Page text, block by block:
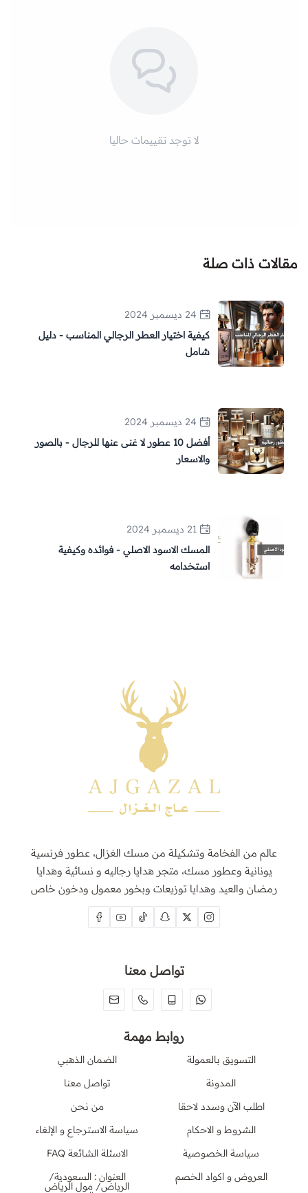
لا توجد تقييمات حاليا
مقالات ذات صلة
24 ديسمبر 2024
كيفية اختيار العطر الرجالي المناسب - دليل
شامل
24 ديسمبر 2024
أفضل 10 عطور لا غنى عنها للرجال - بالصور
والاسعار
21 ديسمبر 2024
المسك الاسود الاصلي - فوائده وكيفية
استخدامه
عالم من الفخامة وتشكيلة من مسك الغزال، عطور فرنسية
يونانية وعطور مسك، متجر هدايا رجاليه و نسائية وهدايا
رمضان والعيد وهدايا توزيعات وبخور معمول ودخون خاص
تواصل معنا
روابط مهمة
التسويق بالعمولة
الضمان الذهبي
المدونة
تواصل معنا
اطلب الآن وسدد لاحقا
من نحن
الشروط و الاحكام
سياسة الاسترجاع و الإلغاء
سياسة الخصوصية
الاسئلة الشائعة FAQ
العروض و اكواد الخصم
العنوان : السعودية/
الرياض/ مول الرياض